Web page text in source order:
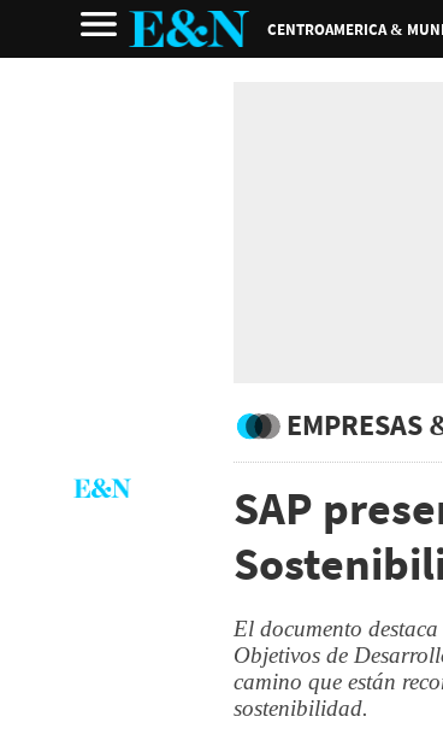
CENTROAMERICA &
EMPRESAS
SAP
El documento
Objetivos de
camino que están
sostenibilidad.